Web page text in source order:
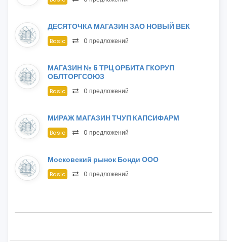
ДЕСЯТОЧКА МАГАЗИН ЗАО НОВЫЙ ВЕК
Basic 0 предложений
МАГАЗИН № 6 ТРЦ ОРБИТА ГКОРУП
ОБЛТОРГСОЮЗ
Basic 0 предложений
МИРАЖ МАГАЗИН ТЧУП КАПСИФАРМ
Basic 0 предложений
Московский рынок Бонди ООО
Basic 0 предложений